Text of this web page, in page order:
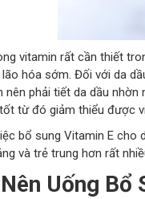
vitamin rất cần thiết
hóa sớm. Đối với da
nên phải tiết da dầu
từ đó giảm thiểu được
bổ sung Vitamin E cho
và trẻ trung hơn rất
Uống